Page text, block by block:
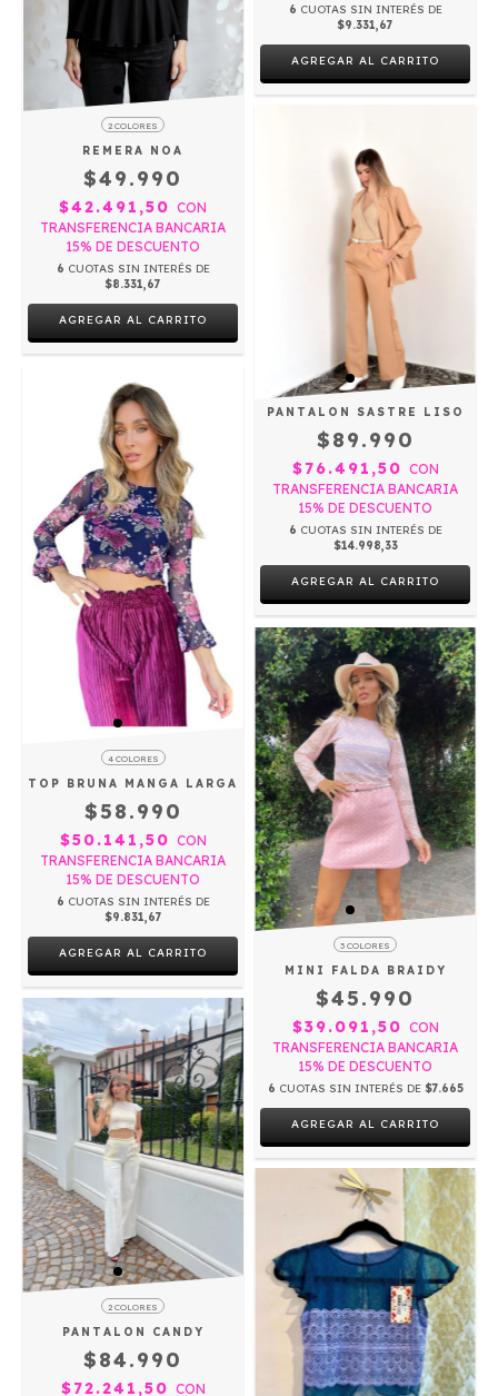
2 COLORES
REMERA NOA
$49.990
$42.491,50 CON
TRANSFERENCIA BANCARIA
15% DE DESCUENTO
6 CUOTAS SIN INTERÉS DE
$8.331,67
AGREGAR AL CARRITO
6 CUOTAS SIN INTERÉS DE
$9.331,67
AGREGAR AL CARRITO
4 COLORES
TOP BRUNA MANGA LARGA
$58.990
$50.141,50 CON
TRANSFERENCIA BANCARIA
15% DE DESCUENTO
6 CUOTAS SIN INTERÉS DE
$9.831,67
AGREGAR AL CARRITO
PANTALON SASTRE LISO
$89.990
$76.491,50 CON
TRANSFERENCIA BANCARIA
15% DE DESCUENTO
6 CUOTAS SIN INTERÉS DE
$14.998,33
AGREGAR AL CARRITO
2 COLORES
PANTALON CANDY
$84.990
$72.241,50 CON
3 COLORES
MINI FALDA BRAIDY
$45.990
$39.091,50 CON
TRANSFERENCIA BANCARIA
15% DE DESCUENTO
6 CUOTAS SIN INTERÉS DE $7.665
AGREGAR AL CARRITO